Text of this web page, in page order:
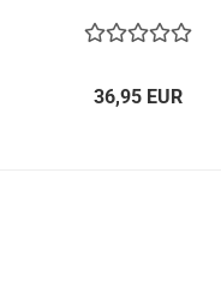
36,95 EUR